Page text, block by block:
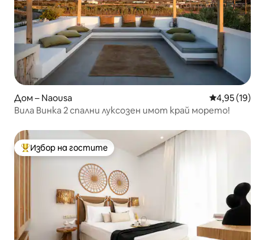
Дом – Naousa Средна
4,95 (19)
Вила Винка 2 спални луксозен имот край морето!
Най-популярен избор на гостите
Избор на гостите